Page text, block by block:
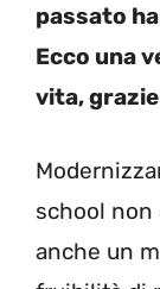
passato
Ecco una
vita,
school non
anche un